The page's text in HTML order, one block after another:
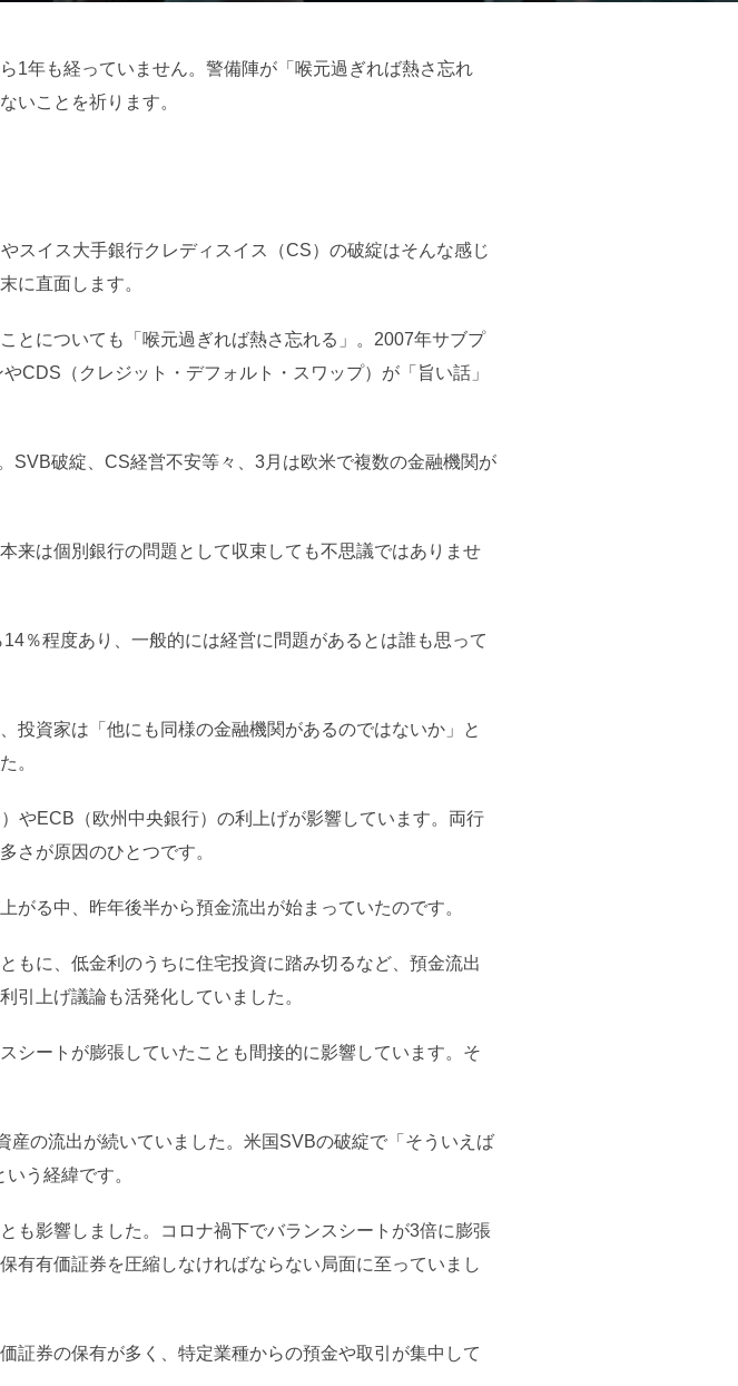
1年も経っていません。警備陣が「喉元過ぎれば熱さ忘れ
いことを祈ります。
スイス大手銀行クレディスイス（CS）の破綻はそんな感じ
に直面します。
とについても「喉元過ぎれば熱さ忘れる」。2007年サブプ
CDS（クレジット・デフォルト・スワップ）が「旨い話」
SVB破綻、CS経営不安等々、3月は欧米で複数の金融機関が
来は個別銀行の問題として収束しても不思議ではありませ
％程度あり、一般的には経営に問題があるとは誰も思って
投資家は「他にも同様の金融機関があるのではないか」と
。
やECB（欧州中央銀行）の利上げが影響しています。両行
さが原因のひとつです。
る中、昨年後半から預金流出が始まっていたのです。
もに、低金利のうちに住宅投資に踏み切るなど、預金流出
引上げ議論も活発化していました。
シートが膨張していたことも間接的に影響しています。そ
の流出が続いていました。米国SVBの破綻で「そういえば
う経緯です。
も影響しました。コロナ禍下でバランスシートが3倍に膨張
有有価証券を圧縮しなければならない局面に至っていまし
証券の保有が多く、特定業種からの預金や取引が集中して